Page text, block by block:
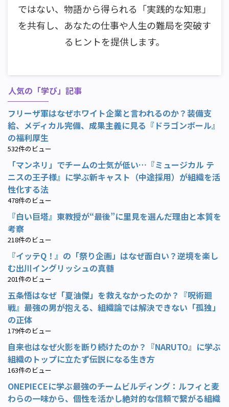
ではない、物語から得られる「実践的な知恵」
を共有し、あなたの仕事や人生の難局を突破す
るヒントを提供します。
人気の「学び」記事
フリーザ軍はなぜホワイト企業と言われるのか？装備支
給、メディカル完備、成果主義に見る『ドラゴンボール』
の福利厚生
532件のビュー
「マンネリ」でチームの士気が低い…『ミュージカル テ
ニスの王子様』に学ぶ新キャスト（中途採用）が組織を活
性化する法
478件のビュー
『白い巨塔』東教授が“最後”に里見を選んだ理由と本質を
考察
218件のビュー
『イッテQ！』の「祭り企画」はなぜ面白い？逆境を楽し
む出川イングリッシュの真髄
201件のビュー
五条悟はなぜ「夏油傑」を救えなかったのか？『呪術廻
戦』最強の男が抱える、組織論では解決できない「孤独」
の正体
179件のビュー
自来也はなぜ火影を断り続けたのか？『NARUTO』に学ぶ
組織のトップに立たず伝説になる生き方
163件のビュー
ONEPIECEに学ぶ最強のチームビルディング：ルフィと麦
わらの一味から、個性を活かし絶対的な信頼で繋がる組織